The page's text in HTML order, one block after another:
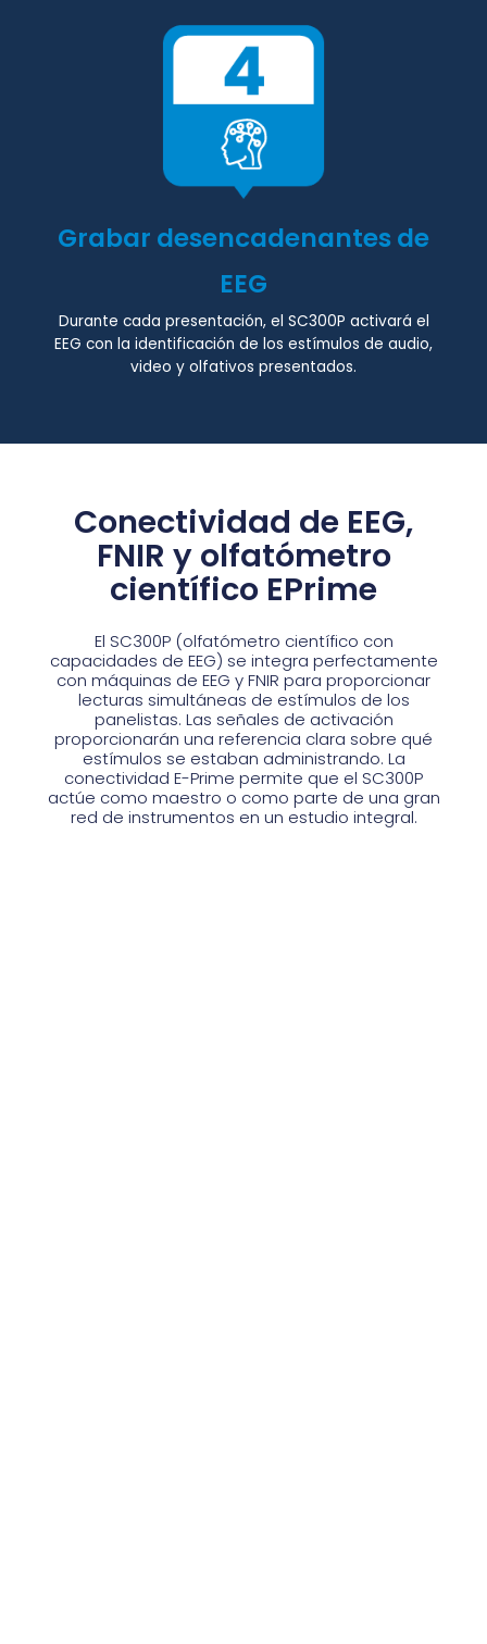
Grabar desencadenantes de
EEG
Durante cada presentación, el SC300P activará el
EEG con la identificación de los estímulos de audio,
video y olfativos presentados.
Conectividad de EEG,
FNIR y olfatómetro
científico EPrime
El SC300P (olfatómetro científico con
capacidades de EEG) se integra perfectamente
con máquinas de EEG y FNIR para proporcionar
lecturas simultáneas de estímulos de los
panelistas. Las señales de activación
proporcionarán una referencia clara sobre qué
estímulos se estaban administrando. La
conectividad E-Prime permite que el SC300P
actúe como maestro o como parte de una gran
red de instrumentos en un estudio integral.